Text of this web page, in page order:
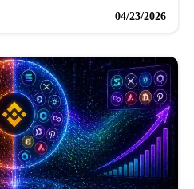
04/23/2026